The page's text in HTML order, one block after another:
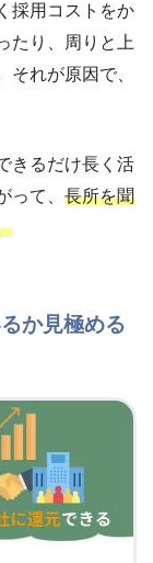
採用コストをか
たり、周りと上
れが原因で、
きるだけ長く活
って、 長所を聞
か見極める